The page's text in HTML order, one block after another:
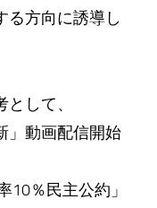
る方向に誘導し
して、
」動画配信開始
10％民主公約」